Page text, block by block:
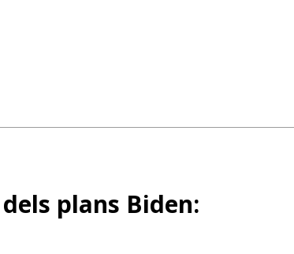
plans Biden: